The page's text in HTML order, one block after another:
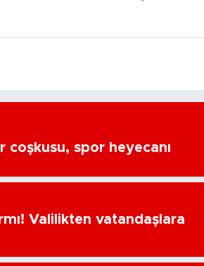
coşkusu, spor heyecanı
Valilikten vatandaşlara